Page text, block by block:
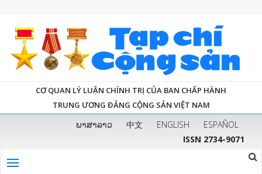
CƠ QUAN LÝ LUẬN CHÍNH TRỊ CỦA BAN CHẤP HÀNH
TRUNG ƯƠNG ĐẢNG CỘNG SẢN VIỆT NAM
ພາສາລາວ 中文 ENGLISH
ESPAÑOL
ISSN 2734-9071